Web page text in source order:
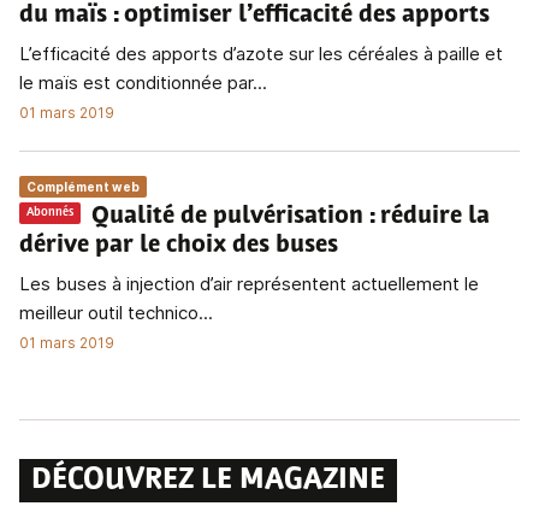
du maïs : optimiser l’efficacité des apports
L’efficacité des apports d’azote sur les céréales à paille et
le maïs est conditionnée par...
01 mars 2019
Complément web
Abonnés Qualité de pulvérisation : réduire la
dérive par le choix des buses
Les buses à injection d’air représentent actuellement le
meilleur outil technico...
01 mars 2019
DÉCOUVREZ LE MAGAZINE